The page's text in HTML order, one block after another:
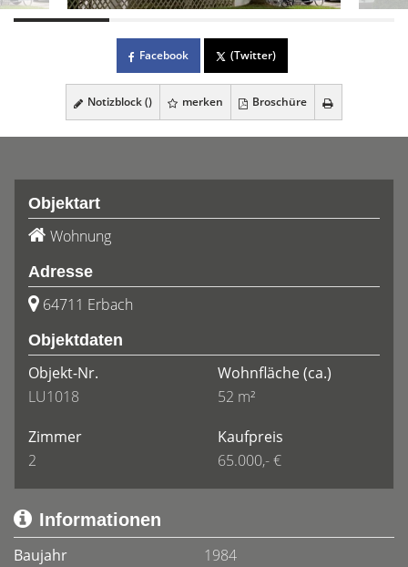
Facebook (Twitter)
Notizblock () merken Broschüre
Objektart
Wohnung
Adresse
64711 Erbach
Objektdaten
Objekt-Nr.
LU1018
Wohnfläche(ca.)
52 m²
Zimmer
2
Kaufpreis
65.000,- €
Informationen
Baujahr
1984